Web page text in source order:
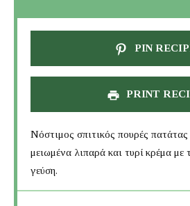
PIN
PRINT
Νόστιμος σπιτικός πουρές
μειωμένα λιπαρά και τυρί κρέμα με
γεύση.